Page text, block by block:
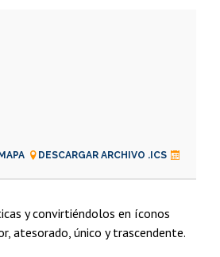
DESCARGAR ARCHIVO .ICS
y convirtiéndolos en íconos
atesorado, único y trascendente.